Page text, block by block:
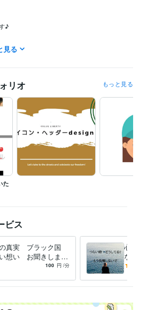
♪
ン佳作
年
じぶん軸　ブレずに突き進む
の時代　メンタル強さは必要な事
度良い強さ ブレない自分軸 マインド
字起し1文字　1円で対応します。
見る
リオ もっと見る
た
ビス
真実 ブラック国
想い お聞きします
幹を紐解く鍵とは？
100 円 /分
心
ない
の